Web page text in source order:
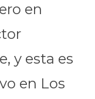
en
y esta es
en Los